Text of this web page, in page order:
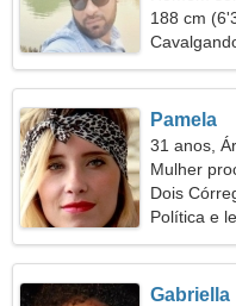
188 cm
Pamela
31 anos,
Mulher
Dois
Política e
Gabriella